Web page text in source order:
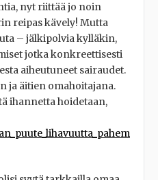
nyt riittää jo noin
reipas kävely! Mutta
– jälkipolvia kylläkin,
jotka konkreettisesti
aiheutuneet sairaudet.
ja äitien omahoitajana.
ihannetta hoidetaan,